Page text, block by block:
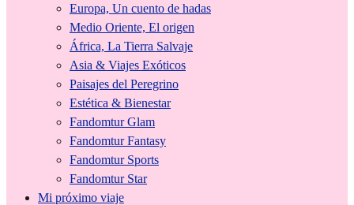
Europa, Un cuento de hadas
Medio Oriente, El origen
África, La Tierra Salvaje
Asia & Viajes Exóticos
Paisajes del Peregrino
Estética & Bienestar
Fandomtur Glam
Fandomtur Fantasy
Fandomtur Sports
Fandomtur Star
Mi próximo viaje